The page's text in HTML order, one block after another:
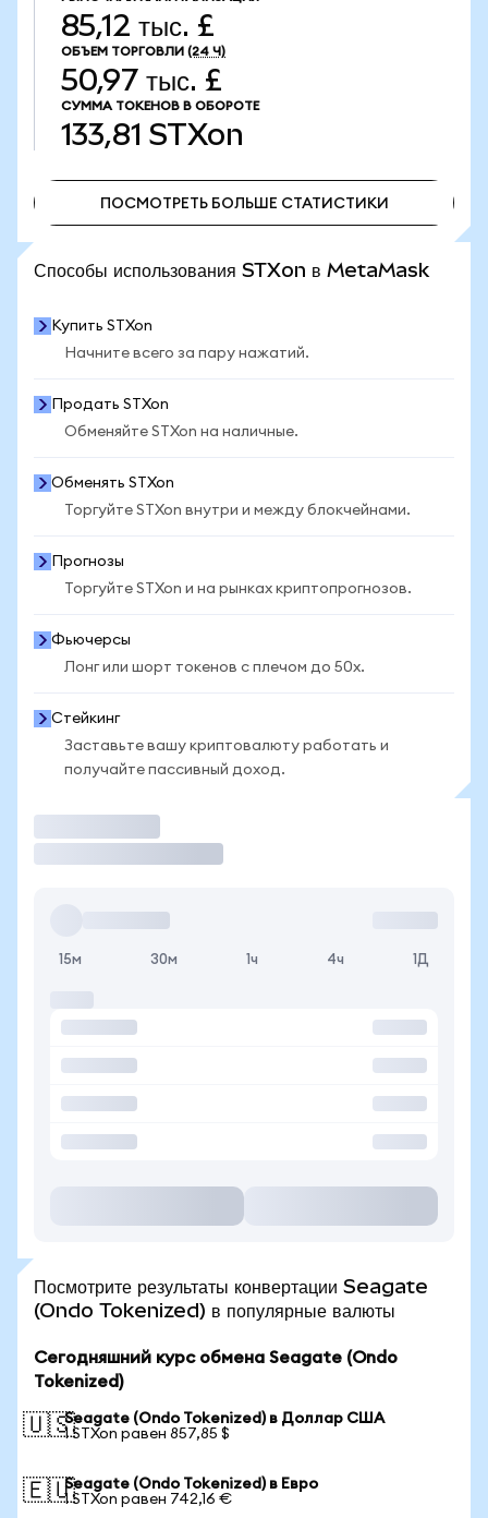
85,12 тыс. £
ОБЪЕМ ТОРГОВЛИ (24 Ч)
50,97 тыс. £
СУММА ТОКЕНОВ В ОБОРОТЕ
133,81 STXon
ПОСМОТРЕТЬ БОЛЬШЕ СТАТИСТИКИ
Способы использования STXon в MetaMask
Купить STXon
Начните всего за пару нажатий.
Продать STXon
Обменяйте STXon на наличные.
Обменять STXon
Торгуйте STXon внутри и между блокчейнами.
Прогнозы
Торгуйте STXon и на рынках криптопрогнозов.
Фьючерсы
Лонг или шорт токенов с плечом до 50x.
Стейкинг
Заставьте вашу криптовалюту работать и
получайте пассивный доход.
15м 30м 1ч 4ч 1Д
Посмотрите результаты конвертации Seagate
(Ondo Tokenized) в популярные валюты
Сегодняшний курс обмена Seagate (Ondo
Tokenized)
🇺🇸Seagate (Ondo Tokenized) в Доллар США
1 STXon равен 857,85 $
🇪🇺Seagate (Ondo Tokenized) в Евро
1 STXon равен 742,16 €